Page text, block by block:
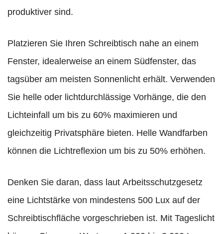
produktiver sind.
Platzieren Sie Ihren Schreibtisch nahe an einem
Fenster, idealerweise an einem Südfenster, das
tagsüber am meisten Sonnenlicht erhält. Verwenden
Sie helle oder lichtdurchlässige Vorhänge, die den
Lichteinfall um bis zu 60% maximieren und
gleichzeitig Privatsphäre bieten. Helle Wandfarben
können die Lichtreflexion um bis zu 50% erhöhen.
Denken Sie daran, dass laut Arbeitsschutzgesetz
eine Lichtstärke von mindestens 500 Lux auf der
Schreibtischfläche vorgeschrieben ist. Mit Tageslicht